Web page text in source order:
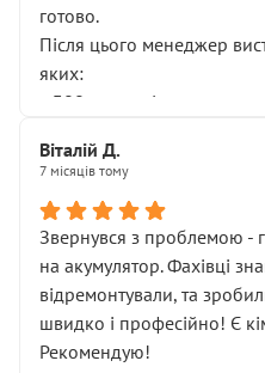
готово.
Після цього менеджер
яких:
• 300 грн — діагностика
НЕ погоджував
послуга. Тим більше, я був
діагностики ходової не
зауваження гроші за цю
лише підтвердило мою
Але головне — я виїжджаю
залишився таким самим, як
Віталій Д.
7 місяців тому
Звернувся з проблемою -
на акумулятор. Фахівці
відремонтували, та
швидко і професійно! Є
Рекомендую!